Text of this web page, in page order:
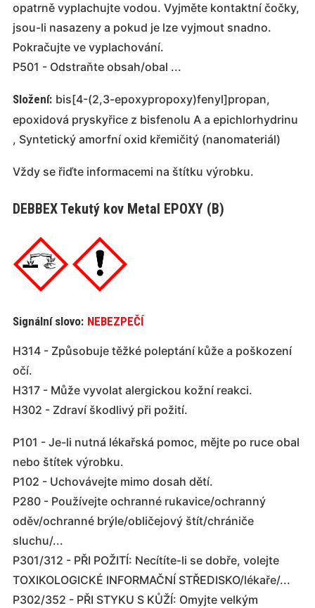
opatrně vyplachujte vodou. Vyjměte kontaktní čočky,
jsou-li nasazeny a pokud je lze vyjmout snadno.
Pokračujte ve vyplachování.
P501 - Odstraňte obsah/obal ...
Složení: bis[4-(2,3-epoxypropoxy)fenyl]propan,
epoxidová pryskyřice z bisfenolu A a epichlorhydrinu
, Syntetický amorfní oxid křemičitý (nanomateriál)
Vždy se řiďte informacemi na štítku výrobku.
DEBBEX Tekutý kov Metal EPOXY (B)
Signální slovo: NEBEZPEČÍ
H314 - Způsobuje těžké poleptání kůže a poškození
očí.
H317 - Může vyvolat alergickou kožní reakci.
H302 - Zdraví škodlivý při požití.
P101 - Je-li nutná lékařská pomoc, mějte po ruce obal
nebo štítek výrobku.
P102 - Uchovávejte mimo dosah dětí.
P280 - Používejte ochranné rukavice/ochranný
oděv/ochranné brýle/obličejový štít/chrániče
sluchu/...
P301/312 - PŘI POŽITÍ: Necítíte-li se dobře, volejte
TOXIKOLOGICKÉ INFORMAČNÍ STŘEDISKO/lékaře/...
P302/352 - PŘI STYKU S KŮŽÍ: Omyjte velkým